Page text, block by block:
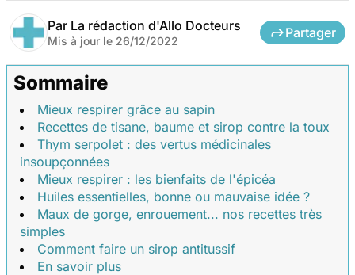
Par La rédaction d'Allo Docteurs
Mis à jour le 26/12/2022
Partager
Sommaire
Mieux respirer grâce au sapin
Recettes de tisane, baume et sirop contre la toux
Thym serpolet : des vertus médicinales
insoupçonnées
Mieux respirer : les bienfaits de l'épicéa
Huiles essentielles, bonne ou mauvaise idée ?
Maux de gorge, enrouement... nos recettes très
simples
Comment faire un sirop antitussif
En savoir plus